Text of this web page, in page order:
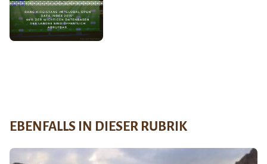
EBENFALLS IN DIESER RUBRIK